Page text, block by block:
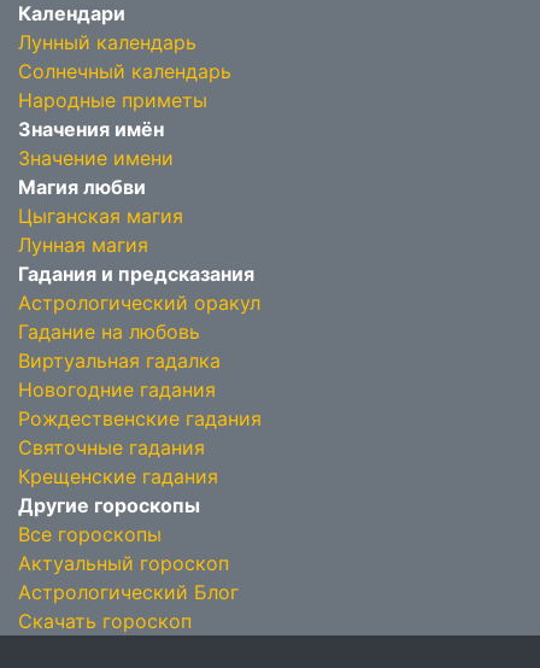
Календари
Лунный календарь
Солнечный календарь
Народные приметы
Значения имён
Значение имени
Магия любви
Цыганская магия
Лунная магия
Гадания и предсказания
Астрологический оракул
Гадание на любовь
Виртуальная гадалка
Новогодние гадания
Рождественские гадания
Святочные гадания
Крещенские гадания
Другие гороскопы
Все гороскопы
Актуальный гороскоп
Астрологический Блог
Скачать гороскоп